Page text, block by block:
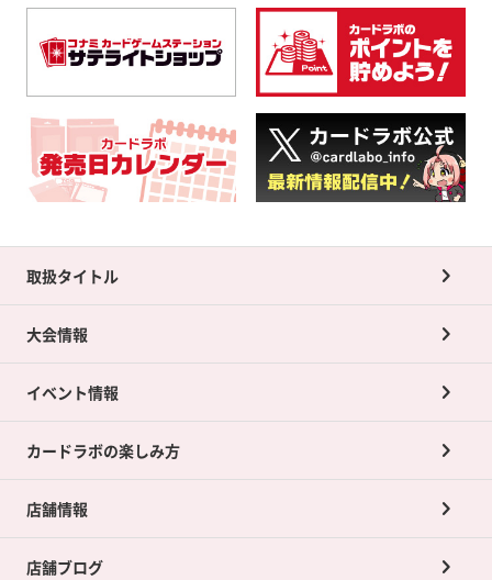
取扱タイトル
大会情報
イベント情報
カードラボの楽しみ方
店舗情報
店舗ブログ